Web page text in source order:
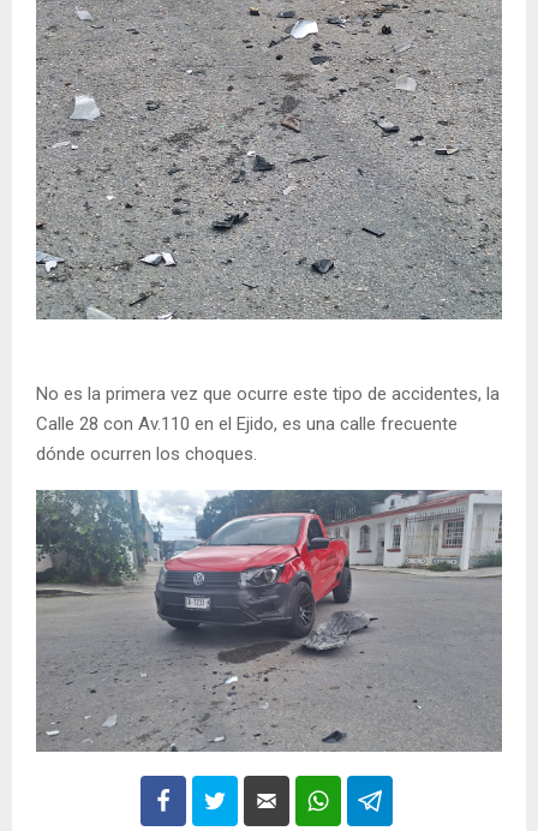
No es la primera vez que ocurre este tipo de accidentes, la
Calle 28 con Av.110 en el Ejido, es una calle frecuente
dónde ocurren los choques.